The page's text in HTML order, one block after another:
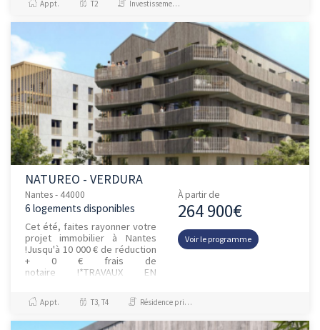
Brossard. Le d...
Appt. T2 Investissement et Défiscalisation
NATUREO - VERDURA
Nantes - 44000
6 logements disponibles
Cet été, faites rayonner votre
projet immobilier à Nantes
!Jusqu'à 10 000 € de réduction
+ 0 € frais de
notaire !*TRAVAUX EN
À partir de
264 900€
Voir le programme
Appt. T3, T4 Résidence principale / PTZ, Investissement et Défiscalisation